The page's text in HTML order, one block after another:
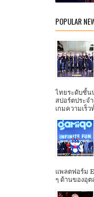
POPULAR
ไทยระดับชั้น
สปอร์ตประจ
เกมความเร็ว
แพลตฟอร์ม
ๆ ด้านของอุต